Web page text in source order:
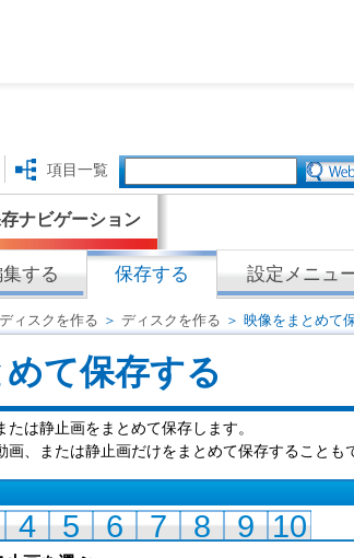
項目一覧
ナビゲーション
する 保存する 設定メニュ
ィスクを作る ＞ ディスクを作る ＞ 映像をまとめて
て保存する
は静止画をまとめて保存します。
、または静止画だけをまとめて保存することも
4 5 6 7 8 9 10